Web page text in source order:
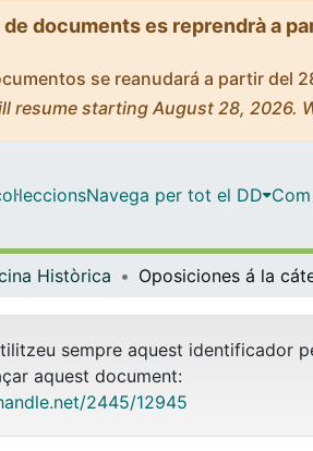
documents es reprendrà a
se reanudará a partir del
resume starting August 28, 2026.
Navega per tot el DD
Històrica
sempre aquest identificador
aquest document:
2445/12945